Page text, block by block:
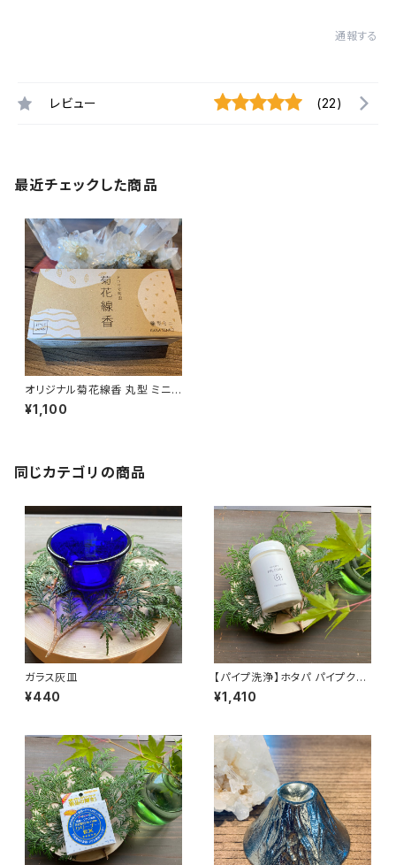
通報する
レビュー (22)
最近チェックした商品
オリジナル菊花線香 丸型 ミニ
(32巻入)
¥1,100
同じカテゴリの商品
ガラス灰皿
¥440
【パイプ洗浄】ホタパ パイプクリ
ーン (200g)
¥1,410